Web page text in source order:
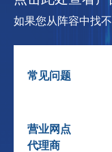
如果您从阵容中找
常见问题
营业网点
代理商